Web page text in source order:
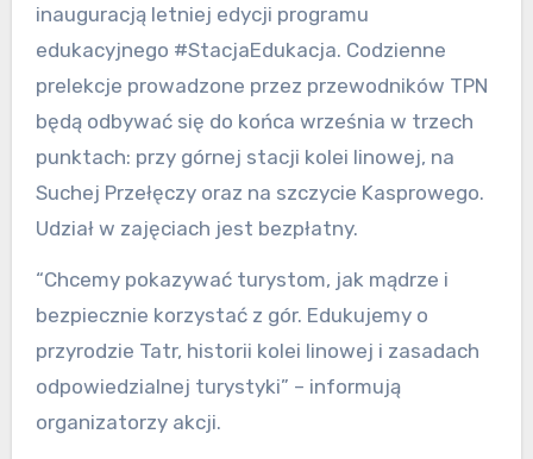
inauguracją letniej edycji programu
edukacyjnego #StacjaEdukacja. Codzienne
prelekcje prowadzone przez przewodników TPN
będą odbywać się do końca września w trzech
punktach: przy górnej stacji kolei linowej, na
Suchej Przełęczy oraz na szczycie Kasprowego.
Udział w zajęciach jest bezpłatny.
“Chcemy pokazywać turystom, jak mądrze i
bezpiecznie korzystać z gór. Edukujemy o
przyrodzie Tatr, historii kolei linowej i zasadach
odpowiedzialnej turystyki” – informują
organizatorzy akcji.